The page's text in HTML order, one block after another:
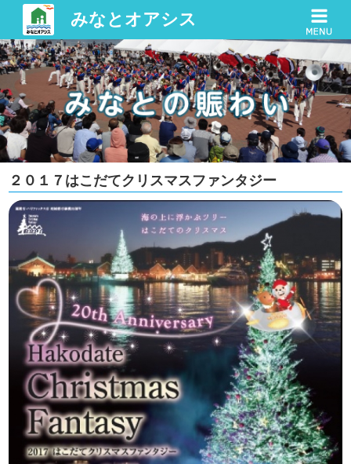
みなとオアシス
２０１７はこだてクリスマスファンタジー